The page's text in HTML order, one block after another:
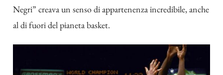
Negri” creava un senso di appartenenza incredibile, anche
al di fuori del pianeta basket.